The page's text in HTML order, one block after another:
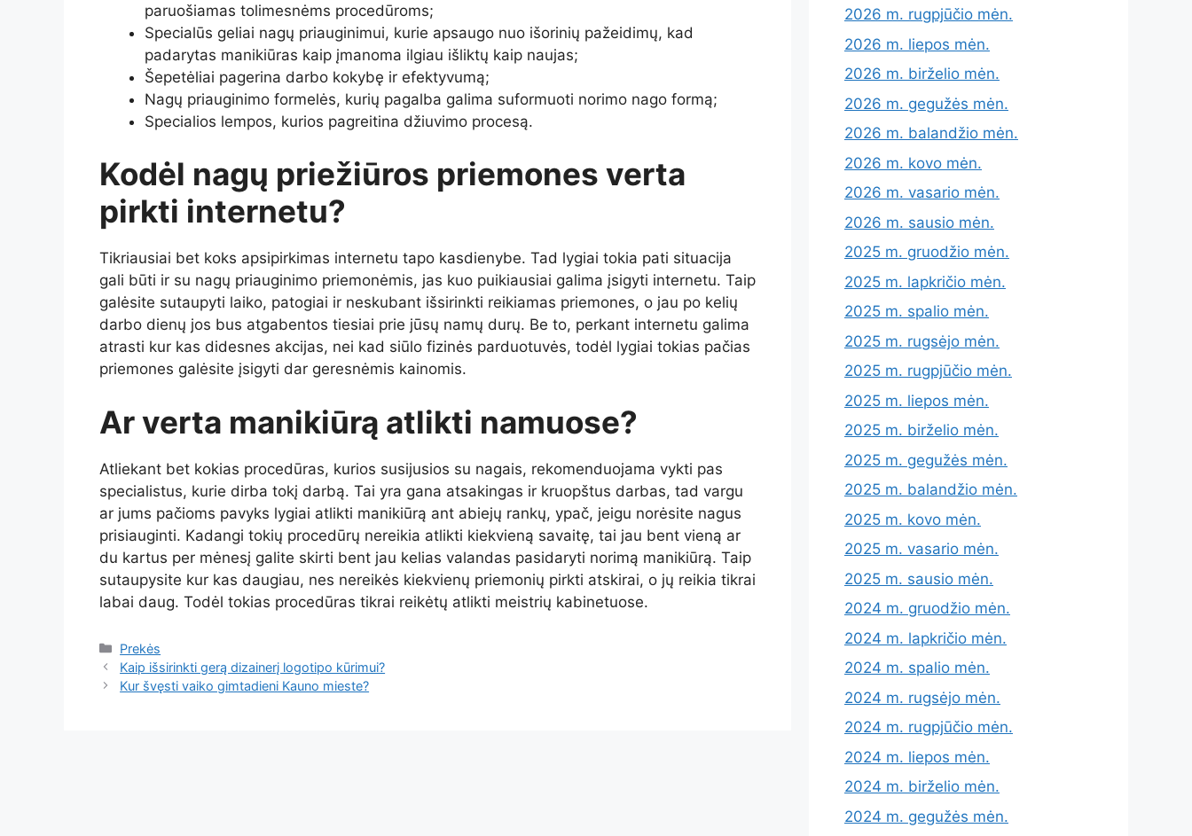
paruošiamas tolimesnėms procedūroms;
Specialūs geliai nagų priauginimui, kurie apsaugo nuo išorinių pažeidimų, kad
padarytas manikiūras kaip įmanoma ilgiau išliktų kaip naujas;
Šepetėliai pagerina darbo kokybę ir efektyvumą;
Nagų priauginimo formelės, kurių pagalba galima suformuoti norimo nago formą;
Specialios lempos, kurios pagreitina džiuvimo procesą.
Kodėl nagų priežiūros priemones verta
pirkti internetu?
Tikriausiai bet koks apsipirkimas internetu tapo kasdienybe. Tad lygiai tokia pati situacija
gali būti ir su nagų priauginimo priemonėmis, jas kuo puikiausiai galima įsigyti internetu. Taip
galėsite sutaupyti laiko, patogiai ir neskubant išsirinkti reikiamas priemones, o jau po kelių
darbo dienų jos bus atgabentos tiesiai prie jūsų namų durų. Be to, perkant internetu galima
atrasti kur kas didesnes akcijas, nei kad siūlo fizinės parduotuvės, todėl lygiai tokias pačias
priemones galėsite įsigyti dar geresnėmis kainomis.
Ar verta manikiūrą atlikti namuose?
Atliekant bet kokias procedūras, kurios susijusios su nagais, rekomenduojama vykti pas
specialistus, kurie dirba tokį darbą. Tai yra gana atsakingas ir kruopštus darbas, tad vargu
ar jums pačioms pavyks lygiai atlikti manikiūrą ant abiejų rankų, ypač, jeigu norėsite nagus
prisiauginti. Kadangi tokių procedūrų nereikia atlikti kiekvieną savaitę, tai jau bent vieną ar
du kartus per mėnesį galite skirti bent jau kelias valandas pasidaryti norimą manikiūrą. Taip
sutaupysite kur kas daugiau, nes nereikės kiekvienų priemonių pirkti atskirai, o jų reikia tikrai
labai daug. Todėl tokias procedūras tikrai reikėtų atlikti meistrių kabinetuose.
Kategorijos
Prekės
Kaip išsirinkti gerą dizainerį logotipo kūrimui?
Kur švęsti vaiko gimtadieni Kauno mieste?
2026 m. rugpjūčio mėn.
2026 m. liepos mėn.
2026 m. birželio mėn.
2026 m. gegužės mėn.
2026 m. balandžio mėn.
2026 m. kovo mėn.
2026 m. vasario mėn.
2026 m. sausio mėn.
2025 m. gruodžio mėn.
2025 m. lapkričio mėn.
2025 m. spalio mėn.
2025 m. rugsėjo mėn.
2025 m. rugpjūčio mėn.
2025 m. liepos mėn.
2025 m. birželio mėn.
2025 m. gegužės mėn.
2025 m. balandžio mėn.
2025 m. kovo mėn.
2025 m. vasario mėn.
2025 m. sausio mėn.
2024 m. gruodžio mėn.
2024 m. lapkričio mėn.
2024 m. spalio mėn.
2024 m. rugsėjo mėn.
2024 m. rugpjūčio mėn.
2024 m. liepos mėn.
2024 m. birželio mėn.
2024 m. gegužės mėn.